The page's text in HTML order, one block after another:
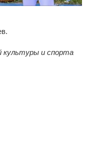
и спорта